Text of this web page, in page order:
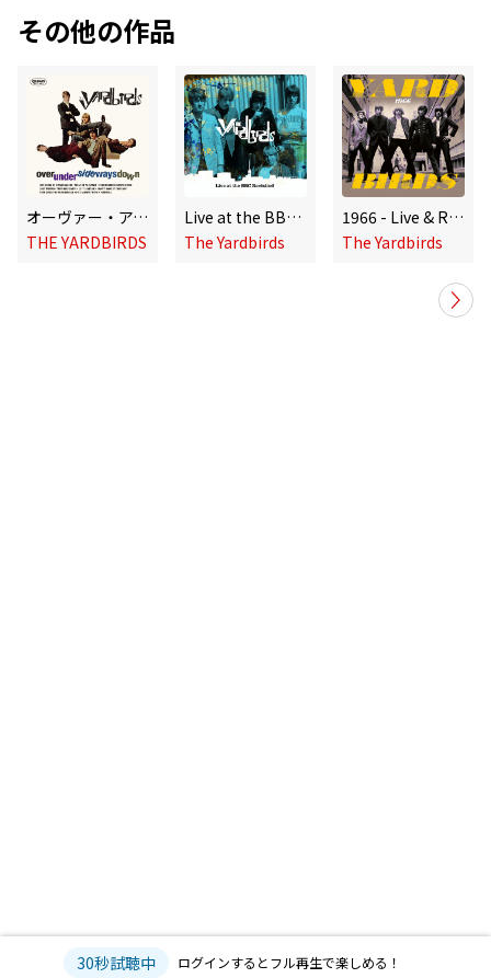
その他の作品
オーヴァー・アンダー・サイドウェイズ・ダウン
THE YARDBIRDS
Live at the BBC Revisited
The Yardbirds
1966 - Live & Rare
The Yardbirds
30秒試聴中 ログインするとフル再生で楽しめる！